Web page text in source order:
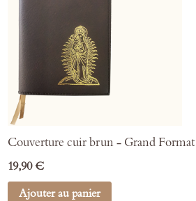
Couverture cuir brun - Grand Format
19,90 €
Ajouter au panier